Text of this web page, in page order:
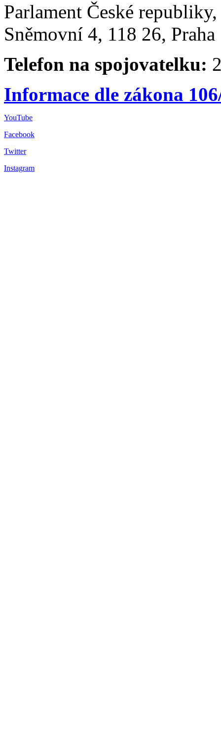
Parlament České
Sněmovní 4, 118 26,
Telefon na spojovatelku:
Informace dle zákona
YouTube
Facebook
Twitter
Instagram